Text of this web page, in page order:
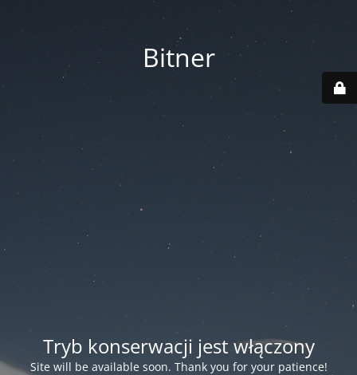
Bitner
Tryb konserwacji jest włączony
Site will be available soon. Thank you for your patience!